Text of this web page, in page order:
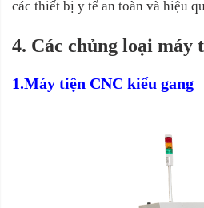
các thiết bị y tế an toàn và hiệu
4. Các chủng loại máy
1.Máy tiện CNC kiểu gang